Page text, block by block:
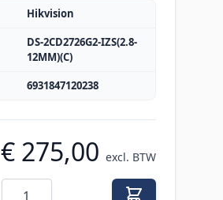
Hikvision
DS-2CD2726G2-IZS(2.8-
12MM)(C)
6931847120238
€ 275,00 excl. BTW
Aantal